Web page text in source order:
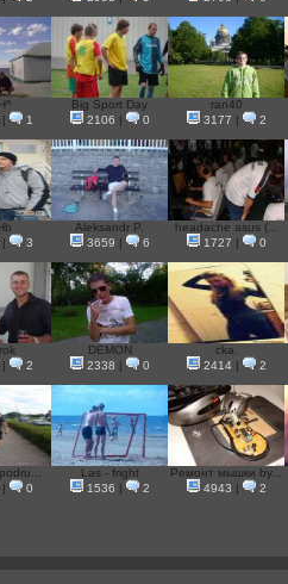
1
Big Sport Day
2106
0
ran40
3177
2
3
Aleksandr P.
3659
6
headache asus (...
1727
0
2
DEMON
2338
0
cka.
2414| 2
0
Las - fright
1536
2
Ремонт мышки by...
4943
2